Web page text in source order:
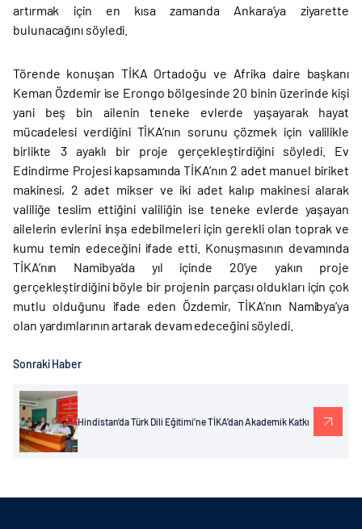
artırmak için en kısa zamanda Ankara’ya ziyarette
bulunacağını söyledi.
Törende konuşan TİKA Ortadoğu ve Afrika daire başkanı
Keman Özdemir ise Erongo bölgesinde 20 binin üzerinde kişi
yani beş bin ailenin teneke evlerde yaşayarak hayat
mücadelesi verdiğini TİKA’nın sorunu çözmek için valilikle
birlikte 3 ayaklı bir proje gerçekleştirdiğini söyledi. Ev
Edindirme Projesi kapsamında TİKA’nın 2 adet manuel biriket
makinesi, 2 adet mikser ve iki adet kalıp makinesi alarak
valiliğe teslim ettiğini valiliğin ise teneke evlerde yaşayan
ailelerin evlerini inşa edebilmeleri için gerekli olan toprak ve
kumu temin edeceğini ifade etti. Konuşmasının devamında
TİKA’nın Namibya’da yıl içinde 20’ye yakın proje
gerçekleştirdiğini böyle bir projenin parçası oldukları için çok
mutlu olduğunu ifade eden Özdemir, TİKA’nın Namibya’ya
olan yardımlarının artarak devam edeceğini söyledi.
Sonraki Haber
Hindistan’da Türk Dili Eğitimi’ne TİKA’dan Akademik Katkı